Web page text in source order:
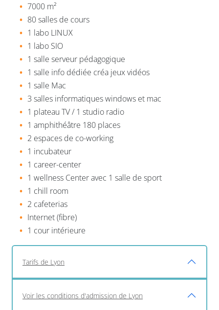
Tarifs de Lyon
Voir les conditions d'admission de Lyon
7000 m²
80 salles de cours
1 labo LINUX
1 labo SIO
1 salle serveur pédagogique
1 salle info dédiée créa jeux vidéos
1 salle Mac
3 salles informatiques windows et mac
1 plateau TV / 1 studio radio
1 amphithéâtre 180 places
2 espaces de co-working
1 incubateur
1 career-center
1 wellness Center avec 1 salle de sport
1 chill room
2 cafeterias
Internet (fibre)
1 cour intérieure